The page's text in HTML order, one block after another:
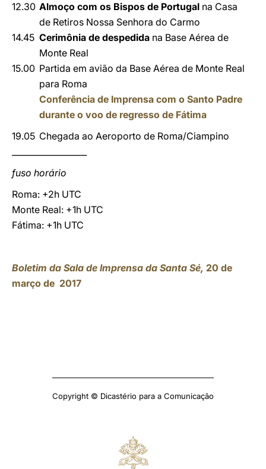
12.30 Almoço com os Bispos de Portugal na Casa
de Retiros Nossa Senhora do Carmo
14.45 Cerimônia de despedida na Base Aérea de
Monte Real
15.00 Partida em avião da Base Aérea de Monte Real
para Roma
Conferência de Imprensa com o Santo Padre
durante o voo de regresso de Fátima
19.05 Chegada ao Aeroporto de Roma/Ciampino
fuso horário
Roma: +2h UTC
Monte Real: +1h UTC
Fátima: +1h UTC
Boletim da Sala de Imprensa da Santa Sé, 20 de
março de 2017
Copyright © Dicastério para a Comunicação